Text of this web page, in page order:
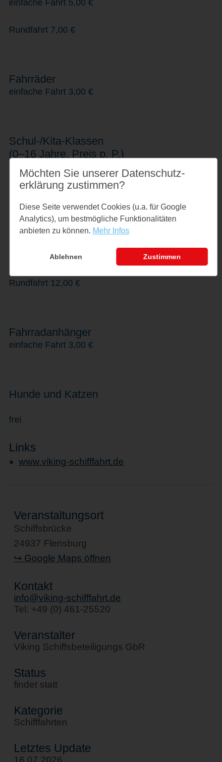
einfache Fahrt 5,00 €
Rundfahrt 7,00 €
Fahrräder
einfache Fahrt 3,00 €
Schul-/Kita-Klassen
(0–16 Jahre, Preis p. P.)
7,00 €
einfache Fahrt 7,00 €
Rundfahrt 12,00 €
Fahrradanhänger
einfache Fahrt 3,00 €
Hunde und Katzen
frei
Links
www.viking-schifffahrt.de
Veranstaltungsort
Schiffsbrücke
24937 Flensburg
↪ Google Maps öffnen
Kontakt
info@viking-schifffahrt.de
Tel: +49 (0) 461-25520
Veranstalter
Viking Schiffsbeteiligungs GbR
Status
findet statt
Kategorie
Schifffahrten
Letztes Update
16.07.2026
Möchten Sie unserer Datenschutz­
erklärung zustimmen?
Diese Seite verwendet Cookies (u.a. für Google
Analytics), um bestmögliche Funktionalitäten
anbieten zu können. Mehr Infos
Ablehnen Zustimmen